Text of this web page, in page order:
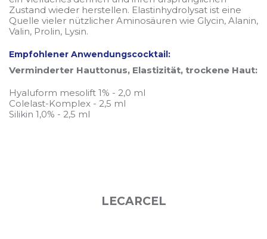
Zustand wieder herstellen. Elastinhydrolysat ist eine
Quelle vieler nützlicher Aminosäuren wie Glycin, Alanin,
Valin, Prolin, Lysin.
Empfohlener Anwendungscocktail:
Verminderter Hauttonus, Elastizität, trockene Haut:
Hyaluform mesolift 1% - 2,0 ml
Colelast-Komplex - 2,5 ml
Silikin 1,0% - 2,5 ml
LECARCEL